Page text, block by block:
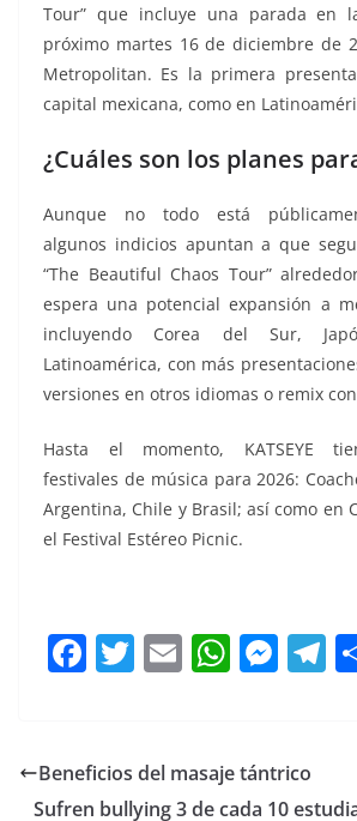
Tour” que incluye una parada en
próximo martes 16 de diciembre de
Metropolitan. Es la primera
capital mexicana, como en
¿Cuáles son los planes para
Aunque no todo está
algunos indicios apuntan a que
“The Beautiful Chaos Tour”
espera una potencial expansión a
incluyendo Corea del Sur,
Latinoamérica, con más
versiones en otros idiomas o remix
Hasta el momento, KATSEYE
festivales de música para 2026:
Argentina, Chile y Brasil; así como en
el Festival Estéreo Picnic.
F
e
b
T
er
E
l
W
s
A
M
e
n
T
a
Beneficios del masaje tántrico
Sufren bullying 3 de cada 10